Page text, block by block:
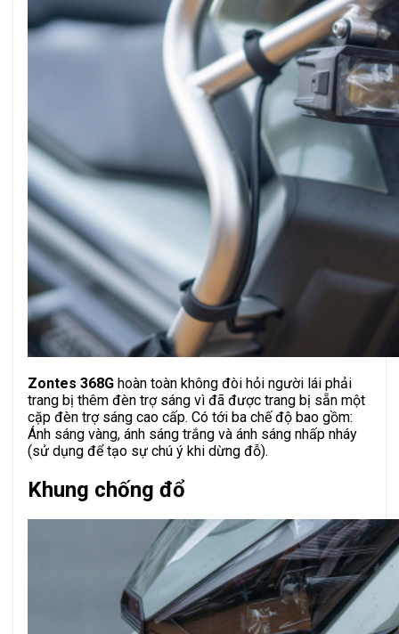
Zontes 368G hoàn toàn không đòi hỏi người lái phải
trang bị thêm đèn trợ sáng vì đã được trang bị sẵn một
cặp đèn trợ sáng cao cấp. Có tới ba chế độ bao gồm:
Ánh sáng vàng, ánh sáng trắng và ánh sáng nhấp nháy
(sử dụng để tạo sự chú ý khi dừng đỗ).
Khung chống đổ